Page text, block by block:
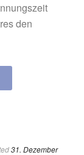
den
31. Dezember